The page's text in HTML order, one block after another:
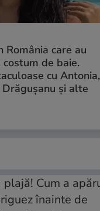
România care au
de baie.
cu Antonia,
Drăgușanu și alte